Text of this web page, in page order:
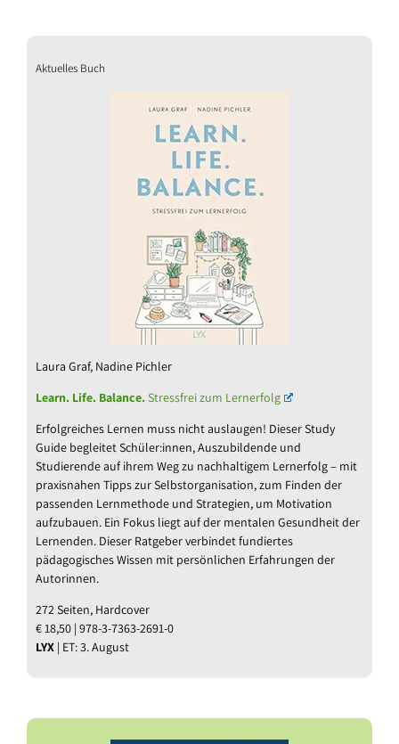
Aktuelles Buch
Laura Graf, Nadine Pichler
Learn. Life. Balance.Stressfrei zum Lernerfolg
Erfolgreiches Lernen muss nicht auslaugen! Dieser Study
Guide begleitet Schüler:innen, Auszubildende und
Studierende auf ihrem Weg zu nachhaltigem Lernerfolg – mit
praxisnahen Tipps zur Selbstorganisation, zum Finden der
passenden Lernmethode und Strategien, um Motivation
aufzubauen. Ein Fokus liegt auf der mentalen Gesundheit der
Lernenden. Dieser Ratgeber verbindet fundiertes
pädagogisches Wissen mit persönlichen Erfahrungen der
Autorinnen.
272 Seiten, Hardcover
€ 18,50 | 978-3-7363-2691-0
LYX | ET: 3. August